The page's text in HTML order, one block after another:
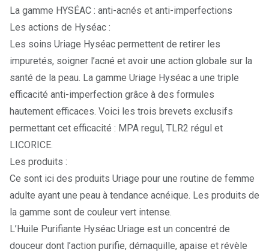
La gamme HYSÉAC : anti-acnés et anti-imperfections
Les actions de Hyséac :
Les soins Uriage Hyséac permettent de retirer les
impuretés, soigner l’acné et avoir une action globale sur la
santé de la peau. La gamme Uriage Hyséac a une triple
efficacité anti-imperfection grâce à des formules
hautement efficaces. Voici les trois brevets exclusifs
permettant cet efficacité : MPA regul, TLR2 régul et
LICORICE.
Les produits :
Ce sont ici des produits Uriage pour une routine de femme
adulte ayant une peau à tendance acnéique. Les produits de
la gamme sont de couleur vert intense.
L’Huile Purifiante Hyséac Uriage est un concentré de
douceur dont l’action purifie, démaquille, apaise et révèle